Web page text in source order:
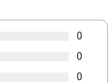
0
0
0